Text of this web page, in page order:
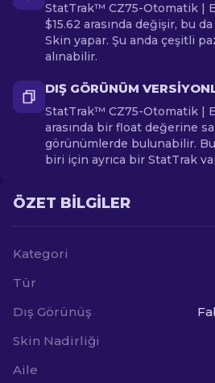
StatTrak™ CZ75-Otomatik |
$15.62 arasında değişir, bu
Skin yapar. Şu anda çeşitli
alınabilir.
DIŞ GÖRÜNÜM
StatTrak™ CZ75-Otomatik |
arasında bir float değerine
görünümlerde bulunabilir.
biri için ayrıca bir StatTrak
ÖZET BILGILER
Kategori
Tür
Dış Görünüş
Skin Nadirliği
Aile